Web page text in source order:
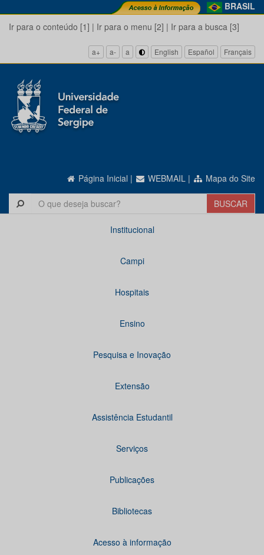
BRASIL
Ir para o conteúdo [1] | Ir para o menu [2] | Ir para a busca [3]
a+ a- a English Español Français
Página Inicial | WEBMAIL | Mapa do Site
Institucional
Campi
Hospitais
Ensino
Pesquisa e Inovação
Extensão
Assistência Estudantil
Serviços
Publicações
Bibliotecas
Acesso à informação